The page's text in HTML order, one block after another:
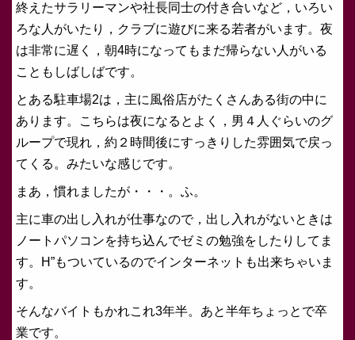
終えたサラリーマンや社長同士の付き合いなど，いろい
ろな人がいたり，クラブに遊びに来る若者がいます。夜
は非常に遅く，朝4時になってもまだ帰らない人がいる
こともしばしばです。
とある駐車場2は，主に風俗店がたくさんある街の中に
あります。こちらは夜になるとよく，男４人ぐらいのグ
ループで現れ，約２時間後にすっきりした雰囲気で戻っ
てくる。みたいな感じです。
まあ，慣れましたが・・・。ふ。
主に車の出し入れが仕事なので，出し入れがないときは
ノートパソコンを持ち込んでゼミの勉強をしたりしてま
す。H”もついているのでインターネットも出来ちゃいま
す。
そんなバイトもかれこれ3年半。あと半年ちょっとで卒
業です。